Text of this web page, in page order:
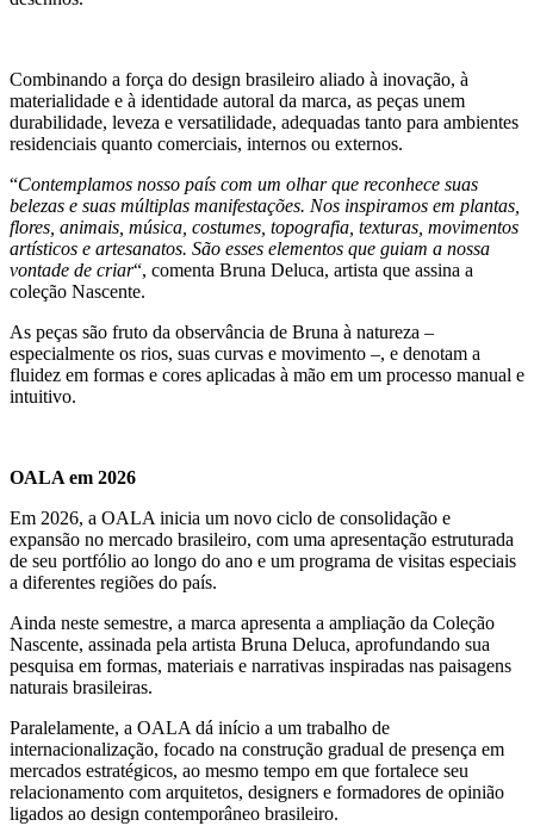
Combinando a força do design brasileiro aliado à inovação, à
materialidade e à identidade autoral da marca, as peças unem
durabilidade, leveza e versatilidade, adequadas tanto para ambientes
residenciais quanto comerciais, internos ou externos.
“Contemplamos nosso país com um olhar que reconhece suas
belezas e suas múltiplas manifestações. Nos inspiramos em plantas,
flores, animais, música, costumes, topografia, texturas, movimentos
artísticos e artesanatos. São esses elementos que guiam a nossa
vontade de criar“, comenta Bruna Deluca, artista que assina a
coleção Nascente.
As peças são fruto da observância de Bruna à natureza –
especialmente os rios, suas curvas e movimento –, e denotam a
fluidez em formas e cores aplicadas à mão em um processo manual e
intuitivo.
OALA em 2026
Em 2026, a OALA inicia um novo ciclo de consolidação e
expansão no mercado brasileiro, com uma apresentação estruturada
de seu portfólio ao longo do ano e um programa de visitas especiais
a diferentes regiões do país.
Ainda neste semestre, a marca apresenta a ampliação da Coleção
Nascente, assinada pela artista Bruna Deluca, aprofundando sua
pesquisa em formas, materiais e narrativas inspiradas nas paisagens
naturais brasileiras.
Paralelamente, a OALA dá início a um trabalho de
internacionalização, focado na construção gradual de presença em
mercados estratégicos, ao mesmo tempo em que fortalece seu
relacionamento com arquitetos, designers e formadores de opinião
ligados ao design contemporâneo brasileiro.